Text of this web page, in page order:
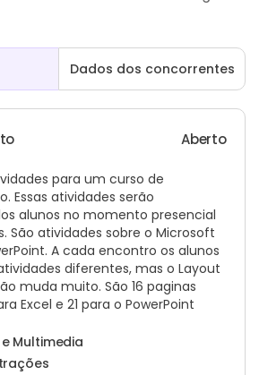
Dados dos concorrentes
Aberto
para um curso de
Essas atividades serão
alunos no momento presencial
São atividades sobre o Microsoft
A cada encontro os alunos
diferentes, mas o Layout
muda muito. São 16 paginas
Excel e 21 para o PowerPoint
Multimedia